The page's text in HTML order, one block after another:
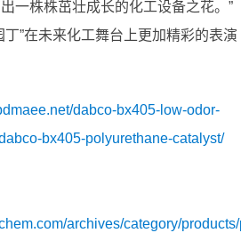
一株株茁壮成长的化工设备之花。”
”在未来化工舞台上更加精彩的表演
dabco-bx405-low-odor-
bx405-polyurethane-catalyst/
archives/category/products/